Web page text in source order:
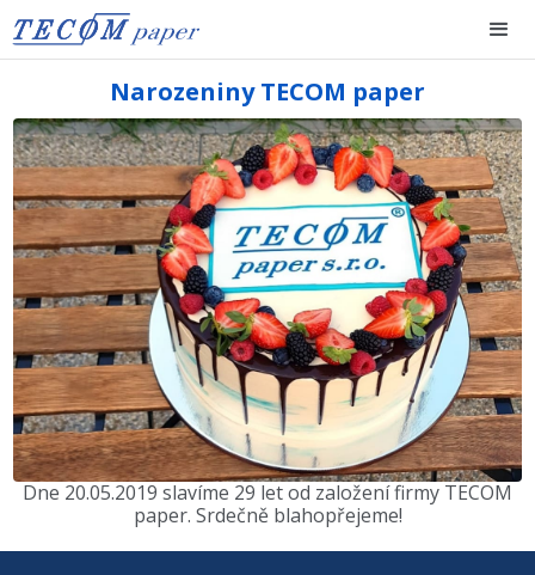
Narozeniny TECOM paper
Dne 20.05.2019 slavíme 29 let od založení firmy TECOM
paper. Srdečně blahopřejeme!